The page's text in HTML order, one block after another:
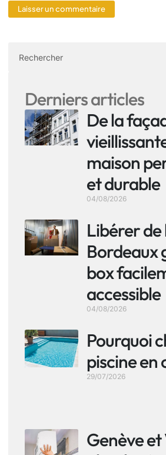
Derniers articles
De la
maison
et durable
04/08/2026
Libérer de
Bordeaux
box
accessible
04/08/2026
Pourquoi
piscine en
29/07/2026
Genève et